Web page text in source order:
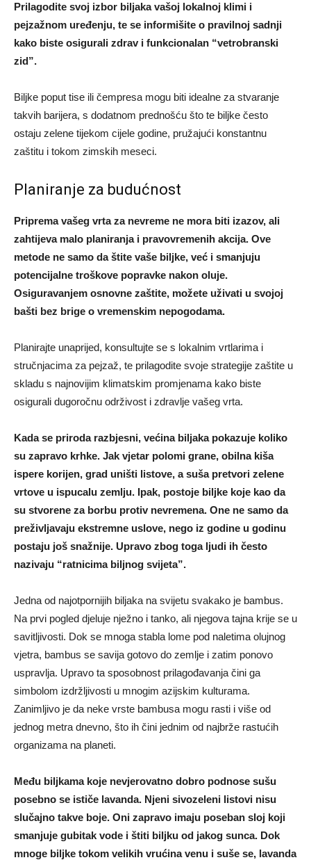
Prilagodite svoj izbor biljaka vašoj lokalnoj klimi i
pejzažnom uređenju, te se informišite o pravilnoj sadnji
kako biste osigurali zdrav i funkcionalan “vetrobranski
zid”.
Biljke poput tise ili čempresa mogu biti idealne za stvaranje
takvih barijera, s dodatnom prednošću što te biljke često
ostaju zelene tijekom cijele godine, pružajući konstantnu
zaštitu i tokom zimskih meseci.
Planiranje za budućnost
Priprema vašeg vrta za nevreme ne mora biti izazov, ali
zahtijeva malo planiranja i pravovremenih akcija. Ove
metode ne samo da štite vaše biljke, već i smanjuju
potencijalne troškove popravke nakon oluje.
Osiguravanjem osnovne zaštite, možete uživati u svojoj
bašti bez brige o vremenskim nepogodama.
Planirajte unaprijed, konsultujte se s lokalnim vrtlarima i
stručnjacima za pejzaž, te prilagodite svoje strategije zaštite u
skladu s najnovijim klimatskim promjenama kako biste
osigurali dugoročnu održivost i zdravlje vašeg vrta.
Kada se priroda razbjesni, većina biljaka pokazuje koliko
su zapravo krhke. Jak vjetar polomi grane, obilna kiša
ispere korijen, grad uništi listove, a suša pretvori zelene
vrtove u ispucalu zemlju. Ipak, postoje biljke koje kao da
su stvorene za borbu protiv nevremena. One ne samo da
preživljavaju ekstremne uslove, nego iz godine u godinu
postaju još snažnije. Upravo zbog toga ljudi ih često
nazivaju “ratnicima biljnog svijeta”.
Jedna od najotpornijih biljaka na svijetu svakako je bambus.
Na prvi pogled djeluje nježno i tanko, ali njegova tajna krije se u
savitljivosti. Dok se mnoga stabla lome pod naletima olujnog
vjetra, bambus se savija gotovo do zemlje i zatim ponovo
uspravlja. Upravo ta sposobnost prilagođavanja čini ga
simbolom izdržljivosti u mnogim azijskim kulturama.
Zanimljivo je da neke vrste bambusa mogu rasti i više od
jednog metra dnevno, što ih čini jednim od najbrže rastućih
organizama na planeti.
Među biljkama koje nevjerovatno dobro podnose sušu
posebno se ističe lavanda. Njeni sivozeleni listovi nisu
slučajno takve boje. Oni zapravo imaju poseban sloj koji
smanjuje gubitak vode i štiti biljku od jakog sunca. Dok
mnoge biljke tokom velikih vrućina venu i suše se, lavanda